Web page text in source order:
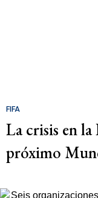
FIFA
La crisis en
próximo